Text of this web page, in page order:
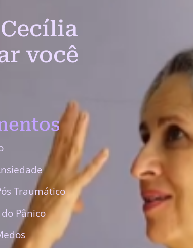
você
Traumático
Pânico